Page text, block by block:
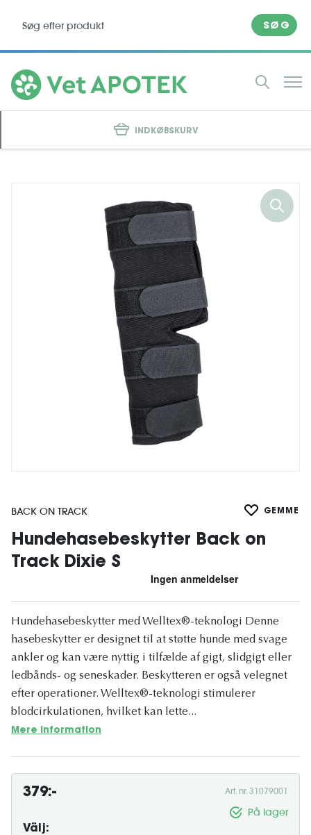
SØG
INDKØBSKURV
BACK ON TRACK GEMME
Hundehasebeskytter Back on
Track Dixie S
Hundehasebeskytter med Welltex®-teknologi Denne
hasebeskytter er designet til at støtte hunde med svage
ankler og kan være nyttig i tilfælde af gigt, slidgigt eller
ledbånds- og seneskader. Beskytteren er også velegnet
efter operationer. Welltex®-teknologi stimulerer
blodcirkulationen, hvilket kan lette...
Mere information
379:- Art. nr. 31079001
På lager
Välj: